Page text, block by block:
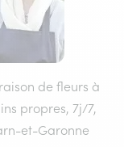
de fleurs à
propres, 7j/7,
et-Garonne